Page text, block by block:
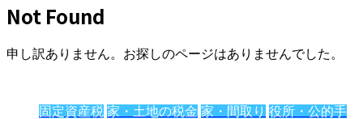
Not Found
申し訳ありません。お探しのページはありませんでした。
固定資産税 家・土地の税金 家・間取り 役所・公的手